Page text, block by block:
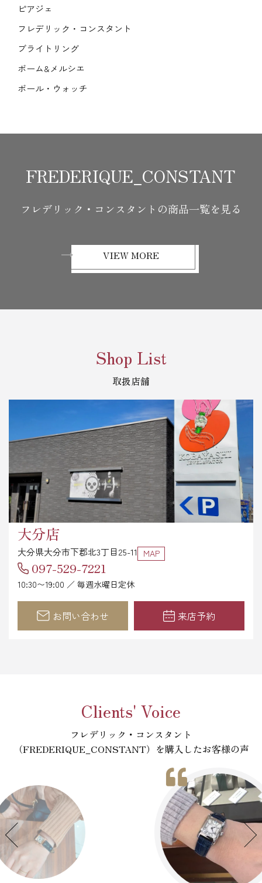
ピアジェ
フレデリック・コンスタント
ブライトリング
ボーム&メルシエ
ボール・ウォッチ
FREDERIQUE_CONSTANT
フレデリック・コンスタントの商品一覧を見る
VIEW MORE
Shop List
取扱店舗
大分店
大分県大分市下郡北3丁目25-11 MAP
097-529-7221
10:30〜19:00 ／ 毎週水曜日定休
お問い合わせ 来店予約
Clients' Voice
フレデリック・コンスタント
（FREDERIQUE_CONSTANT）を購入したお客様の声